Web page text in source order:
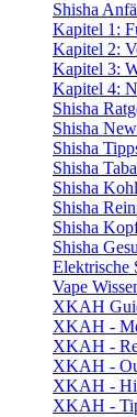
Shisha
Kapitel 1:
Kapitel 2:
Kapitel 3:
Kapitel 4:
Shisha
Shisha
Shisha
Shisha
Shisha
Shisha
Shisha
Shisha
Elektrische
Vape
XKAH
XKAH -
XKAH -
XKAH -
XKAH -
XKAH -